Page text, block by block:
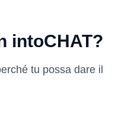
intoCHAT?
tu possa dare il